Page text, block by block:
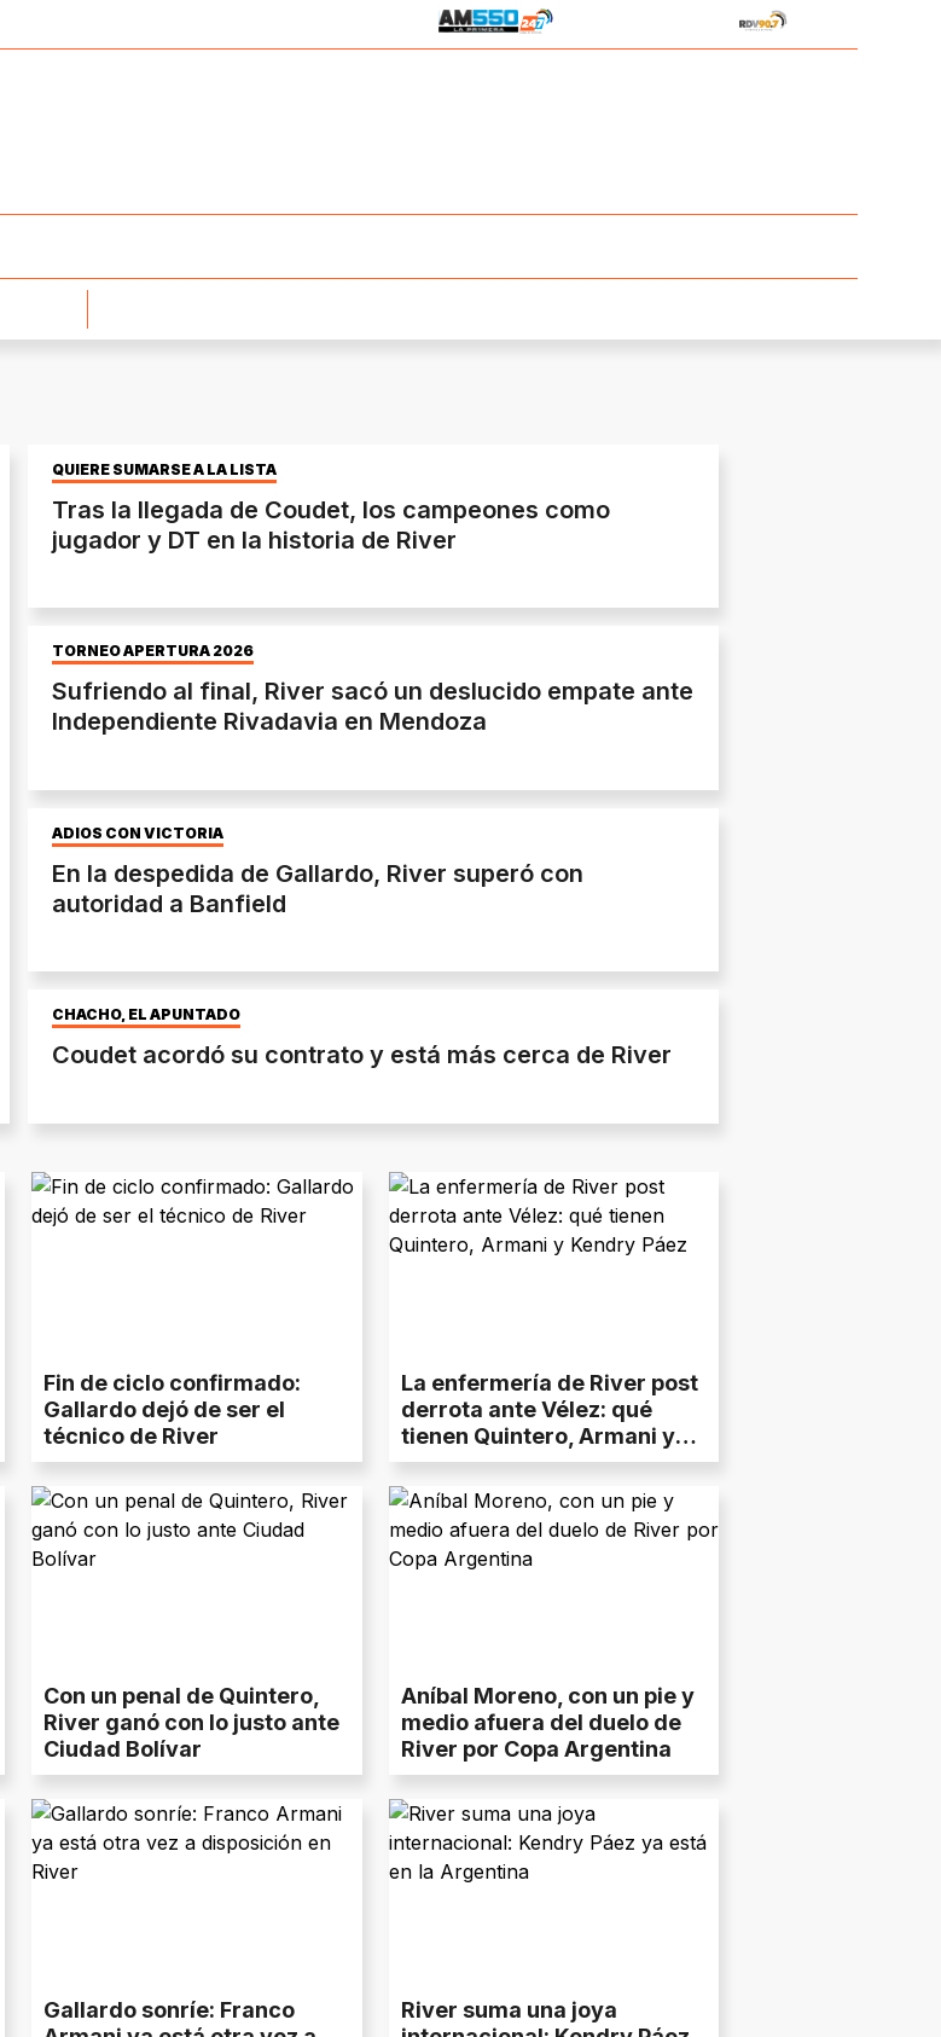
QUIERE SUMARSE A LA LISTA
Tras la llegada de Coudet, los campeones como
jugador y DT en la historia de River
TORNEO APERTURA 2026
Sufriendo al final, River sacó un deslucido empate ante
Independiente Rivadavia en Mendoza
ADIOS CON VICTORIA
En la despedida de Gallardo, River superó con
autoridad a Banfield
CHACHO, EL APUNTADO
Coudet acordó su contrato y está más cerca de River
Fin de ciclo confirmado:
Gallardo dejó de ser el
técnico de River
La enfermería de River post
derrota ante Vélez: qué
tienen Quintero, Armani y
Kendry Páez
Con un penal de Quintero,
River ganó con lo justo ante
Ciudad Bolívar
Aníbal Moreno, con un pie y
medio afuera del duelo de
River por Copa Argentina
Gallardo sonríe: Franco
River suma una joya